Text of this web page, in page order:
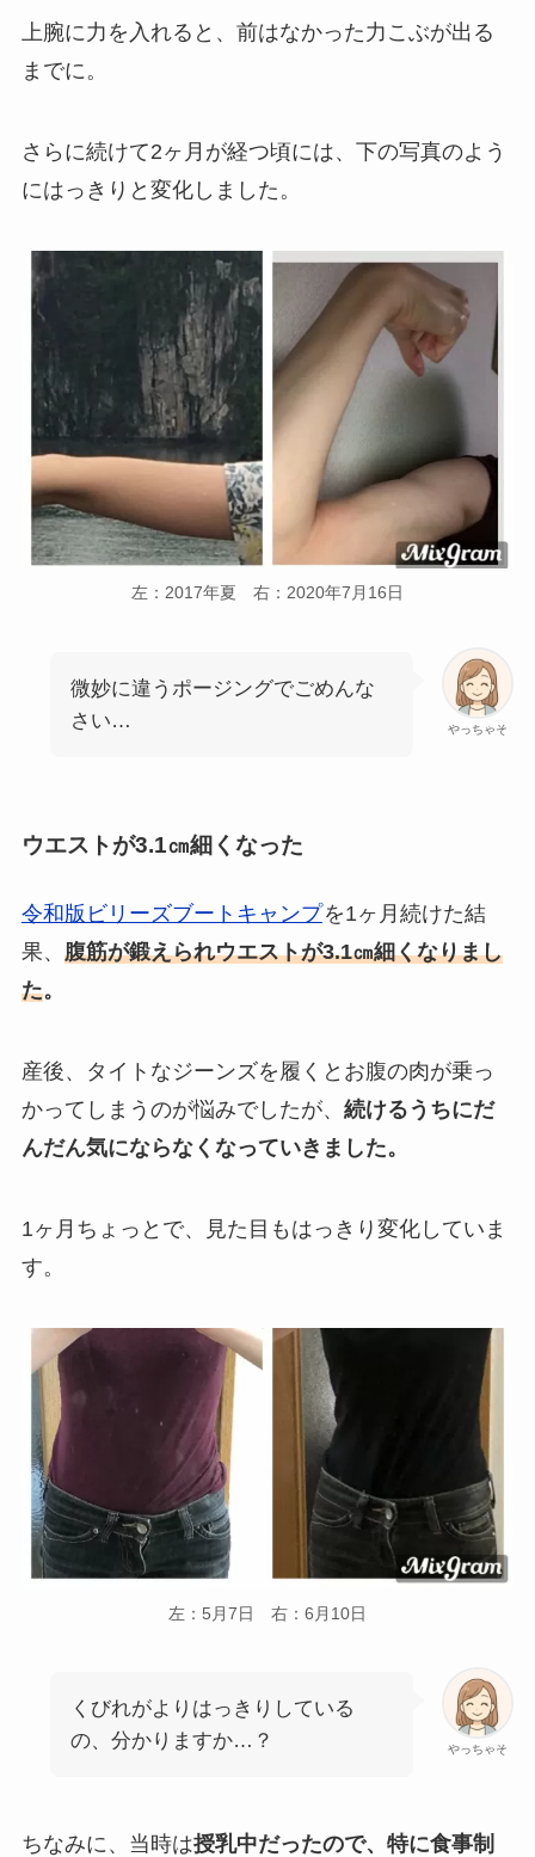
上腕に力を入れると、前はなかった力こぶが出る
までに。
さらに続けて2ヶ月が経つ頃には、下の写真のよう
にはっきりと変化しました。
左：2017年夏 右：2020年7月16日
やっちゃそ
微妙に違うポージングでごめんな
さい…
ウエストが3.1㎝細くなった
令和版ビリーズブートキャンプを1ヶ月続けた結
果、 腹筋が鍛えられウエストが3.1㎝細くなりまし
た。
産後、タイトなジーンズを履くとお腹の肉が乗っ
かってしまうのが悩みでしたが、 続けるうちにだ
んだん気にならなくなっていきました。
1ヶ月ちょっとで、見た目もはっきり変化していま
す。
左：5月7日 右：6月10日
やっちゃそ
くびれがよりはっきりしている
の、分かりますか…？
ちなみに、当時は授乳中だったので、特に食事制